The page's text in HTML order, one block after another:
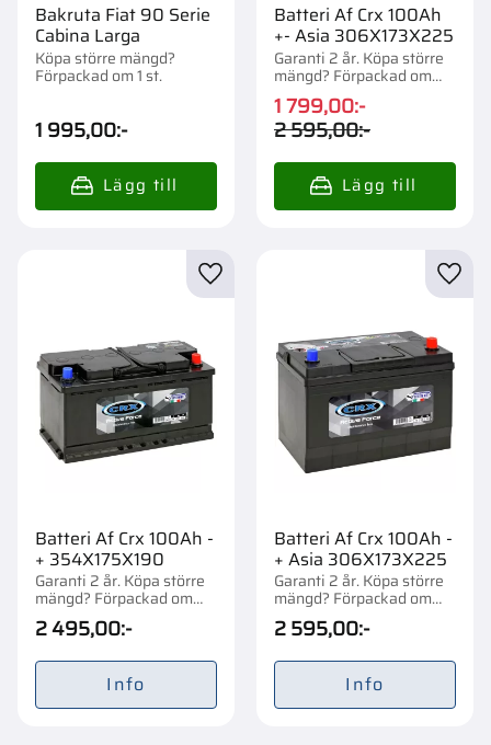
Bakruta Fiat 90 Serie
Cabina Larga
Köpa större mängd?
Förpackad om 1 st.
1 995,00:-
Batteri Af Crx 100Ah
+- Asia 306X173X225
Garanti 2 år. Köpa större
mängd? Förpackad om
1/42 st.
1 799,00:-
2 595,00:-
Batteri Af Crx 100Ah -
+ 354X175X190
Garanti 2 år. Köpa större
mängd? Förpackad om
1/48 st.
2 495,00:-
Lägg till i favoriter
Info
Batteri Af Crx 100Ah -
+ Asia 306X173X225
Garanti 2 år. Köpa större
mängd? Förpackad om
1/42 st.
2 595,00:-
Info